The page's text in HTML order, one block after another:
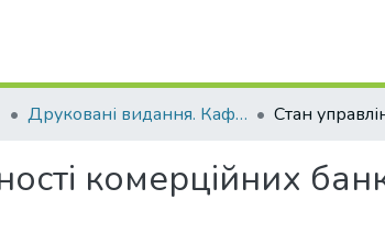
Друковані видання. Кафедра фінансів, економічних досліджень і туризму
комерційних